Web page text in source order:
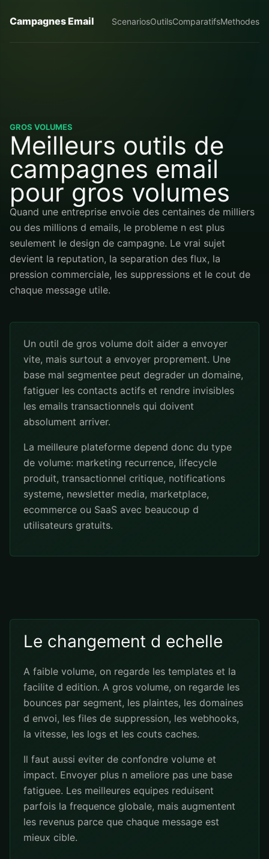
Campagnes Email ScenariosOutilsComparatifsMethodes
GROS VOLUMES
Meilleurs outils de
campagnes email
pour gros volumes
Quand une entreprise envoie des centaines de milliers
ou des millions d emails, le probleme n est plus
seulement le design de campagne. Le vrai sujet
devient la reputation, la separation des flux, la
pression commerciale, les suppressions et le cout de
chaque message utile.
Un outil de gros volume doit aider a envoyer
vite, mais surtout a envoyer proprement. Une
base mal segmentee peut degrader un domaine,
fatiguer les contacts actifs et rendre invisibles
les emails transactionnels qui doivent
absolument arriver.
La meilleure plateforme depend donc du type
de volume: marketing recurrence, lifecycle
produit, transactionnel critique, notifications
systeme, newsletter media, marketplace,
ecommerce ou SaaS avec beaucoup d
utilisateurs gratuits.
Le changement d echelle
A faible volume, on regarde les templates et la
facilite d edition. A gros volume, on regarde les
bounces par segment, les plaintes, les domaines
d envoi, les files de suppression, les webhooks,
la vitesse, les logs et les couts caches.
Il faut aussi eviter de confondre volume et
impact. Envoyer plus n ameliore pas une base
fatiguee. Les meilleures equipes reduisent
parfois la frequence globale, mais augmentent
les revenus parce que chaque message est
mieux cible.